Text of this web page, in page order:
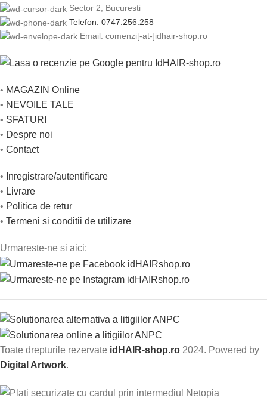
Sector 2, Bucuresti
Telefon: 0747.256.258
Email: comenzi[-at-]idhair-shop.ro
• MAGAZIN Online
• NEVOILE TALE
• SFATURI
• Despre noi
• Contact
• Inregistrare/autentificare
• Livrare
• Politica de retur
• Termeni si conditii de utilizare
Urmareste-ne si aici:
Toate drepturile rezervate idHAIR-shop.ro 2024. Powered by
Digital Artwork.